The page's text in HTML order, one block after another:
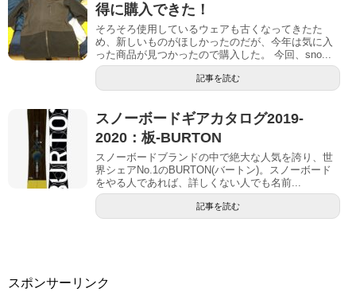
得に購入できた！
そろそろ使用しているウェアも古くなってきたた
め、新しいものがほしかったのだが、今年は気に入
った商品が見つかったので購入した。 今回、sno...
記事を読む
スノーボードギアカタログ2019-
2020：板-BURTON
スノーボードブランドの中で絶大な人気を誇り、世
界シェアNo.1のBURTON(バートン)。スノーボード
をやる人であれば、詳しくない人でも名前...
記事を読む
スポンサーリンク